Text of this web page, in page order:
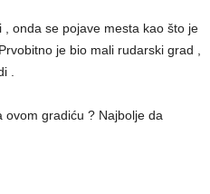
onda se pojave mesta kao što je
je bio mali rudarski grad ,
.
ovom gradiću ? Najbolje da